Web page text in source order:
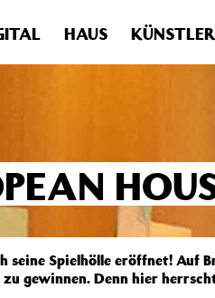
veraltet! Verwende
HAUS
seine Spielhölle eröffnet! Auf
gewinnen. Denn hier